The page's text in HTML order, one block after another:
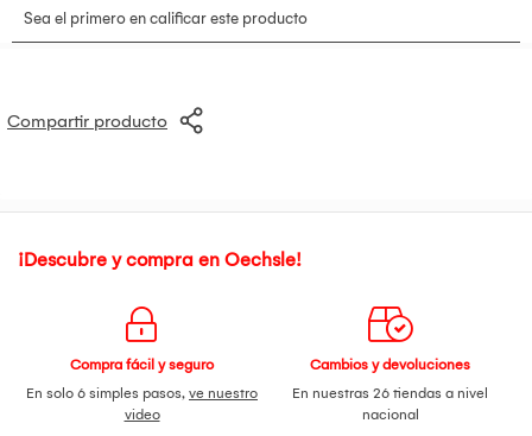
Compartir producto
¡Descubre y compra en Oechsle!
Compra fácil y seguro
En solo 6 simples pasos, ve nuestro
video
Cambios y devoluciones
En nuestras 26 tiendas a nivel
nacional